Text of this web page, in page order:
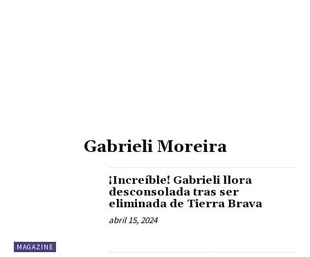
Gabrieli Moreira
MAGAZINE
¡Increíble! Gabrieli llora
desconsolada tras ser
eliminada de Tierra Brava
abril 15, 2024